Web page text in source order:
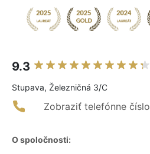
9.3
Stupava, Železničná 3/C
Zobraziť telefónne číslo
O spoločnosti: